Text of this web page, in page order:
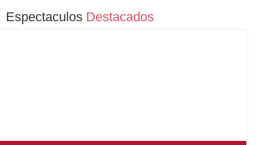
Espectaculos Destacados